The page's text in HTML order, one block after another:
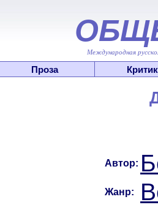
Международная
Проза
Автор:
Жанр: